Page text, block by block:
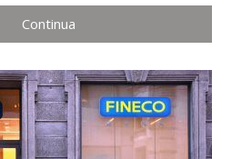
Continua